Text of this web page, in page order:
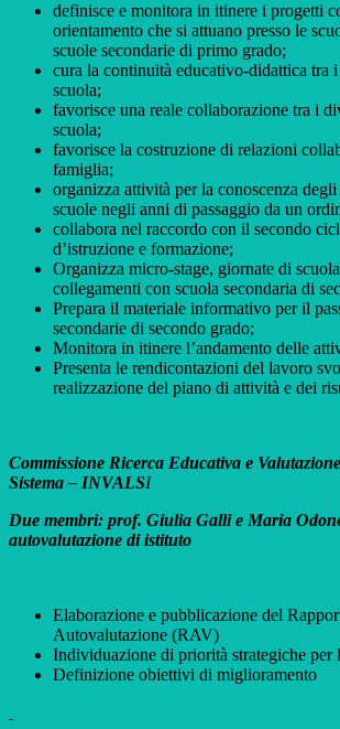
definisce e monitora in itinere i progetti
orientamento che si attuano presso le
scuole secondarie di primo grado;
cura la continuità educativo-didattica tra
scuola;
favorisce una reale collaborazione tra i
scuola;
favorisce la costruzione di relazioni
famiglia;
organizza attività per la conoscenza
scuole negli anni di passaggio da un
collabora nel raccordo con il secondo
d’istruzione e formazione;
Organizza micro-stage, giornate di
collegamenti con scuola secondaria di
Prepara il materiale informativo per il
secondarie di secondo grado;
Monitora in itinere l’andamento delle
Presenta le rendicontazioni del lavoro
realizzazione del piano di attività e dei
Commissione Ricerca Educativa e
Sistema – INVALSI
Due membri: prof. Giulia Galli e Maria
autovalutazione di istituto
Elaborazione e pubblicazione del
Autovalutazione (RAV)
Individuazione di priorità strategiche per
Definizione obiettivi di miglioramento